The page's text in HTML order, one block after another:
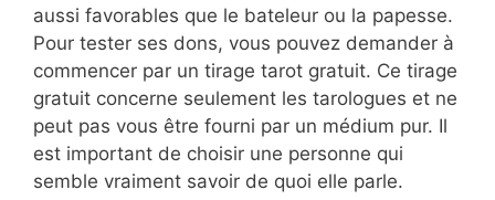
aussi favorables que le bateleur ou la papesse.
Pour tester ses dons, vous pouvez demander à
commencer par un tirage tarot gratuit. Ce tirage
gratuit concerne seulement les tarologues et ne
peut pas vous être fourni par un médium pur. Il
est important de choisir une personne qui
semble vraiment savoir de quoi elle parle.